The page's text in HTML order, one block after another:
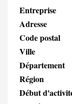
Entreprise
Adresse
Code postal
Ville
Département
Région
Début